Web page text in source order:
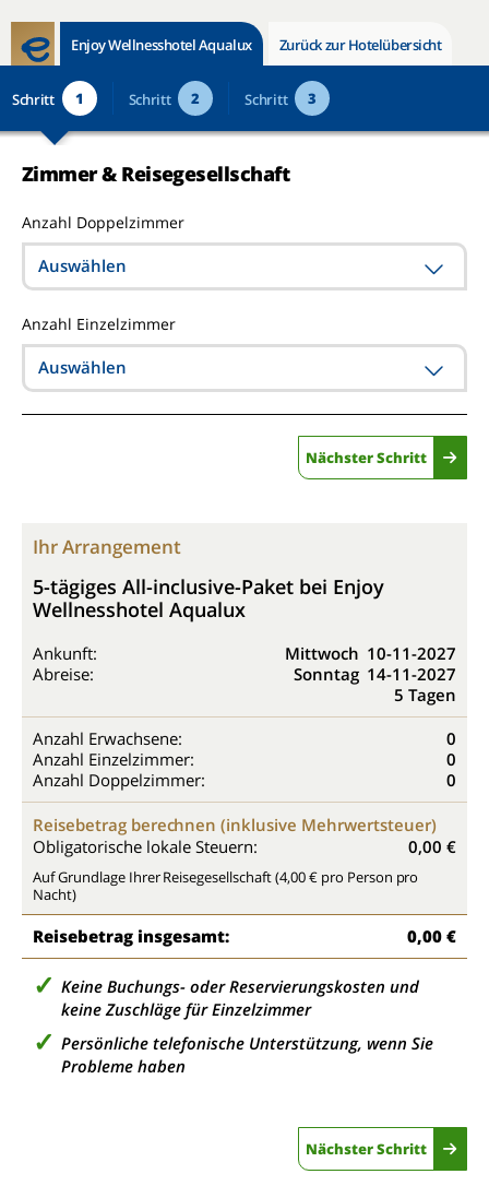
Enjoy Wellnesshotel Aqualux Zurück zur Hotelübersicht
Schritt 1 Schritt 2 Schritt 3
Zimmer & Reisegesellschaft
Anzahl Doppelzimmer
Auswählen
Anzahl Einzelzimmer
Auswählen
Nächster Schritt
Ihr Arrangement
5-tägiges All-inclusive-Paket bei Enjoy
Wellnesshotel Aqualux
Ankunft: Mittwoch 10-11-2027
Abreise:
Sonntag 14-11-2027
5 Tagen
Anzahl Erwachsene:
0
Anzahl Einzelzimmer:
0
Anzahl Doppelzimmer:
0
Reisebetrag berechnen (inklusive Mehrwertsteuer)
Obligatorische lokale Steuern:
0,00 €
Auf Grundlage Ihrer Reisegesellschaft (4,00 € pro Person pro
Nacht)
Reisebetrag insgesamt: 0,00 €
Keine Buchungs- oder Reservierungskosten und
keine Zuschläge für Einzelzimmer
Persönliche telefonische Unterstützung, wenn Sie
Probleme haben
Nächster Schritt